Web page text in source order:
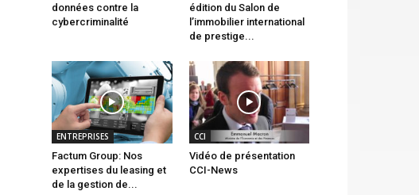
données contre la
cybercriminalité
édition du Salon de
l’immobilier international
de prestige...
ENTREPRISES
Factum Group: Nos
expertises du leasing et
de la gestion de...
CCI
Vidéo de présentation
CCI-News